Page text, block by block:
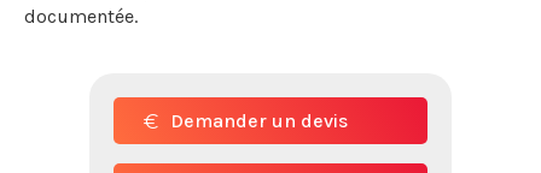
documentée.
Demander un devis